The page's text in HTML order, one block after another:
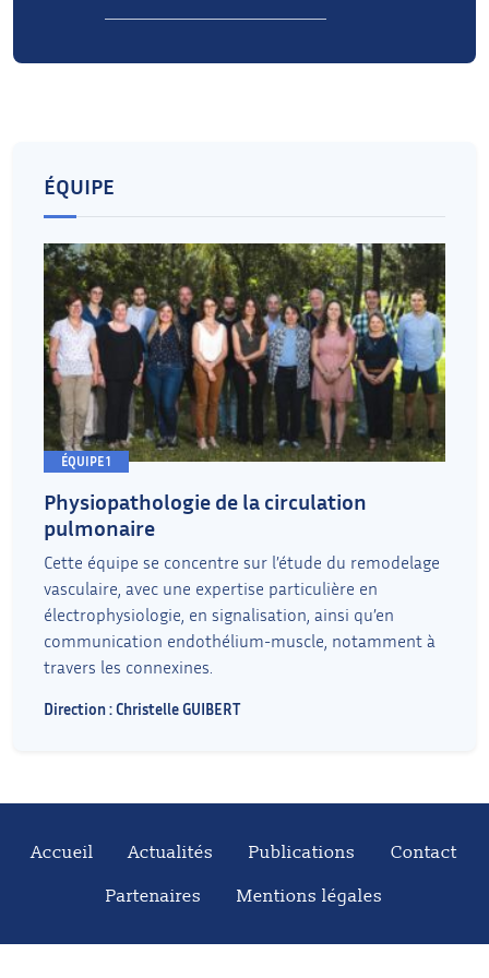
ÉQUIPE
ÉQUIPE 1
Physiopathologie de la circulation
pulmonaire
Cette équipe se concentre sur l’étude du remodelage
vasculaire, avec une expertise particulière en
électrophysiologie, en signalisation, ainsi qu’en
communication endothélium-muscle, notamment à
travers les connexines.
Direction : Christelle GUIBERT
Accueil Actualités Publications
Contact
Partenaires
Mentions légales